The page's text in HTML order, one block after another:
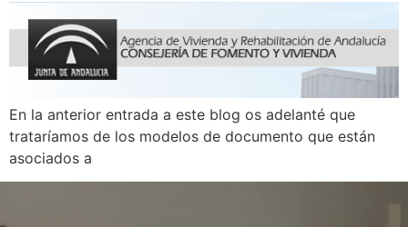
En la anterior entrada a este blog os adelanté que
trataríamos de los modelos de documento que están
asociados a